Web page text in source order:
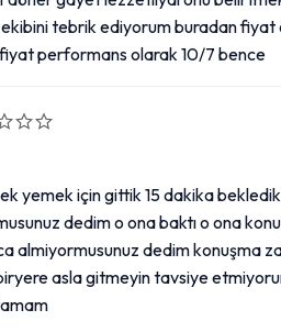
tebrik ediyorum buradan fiyat
performans olarak 10/7 bence
yemek için gittik 15 dakika
dedim o ona baktı o ona
almiyormusunuz dedim konuşma
asla gitmeyin tavsiye